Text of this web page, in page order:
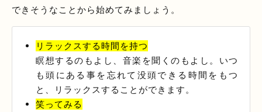
できそうなことから始めてみましょう。
リラックスする時間を持つ
瞑想するのもよし、音楽を聞くのもよし。いつ
も頭にある事を忘れて没頭できる時間をもつ
と、リラックスすることができます。
笑ってみる